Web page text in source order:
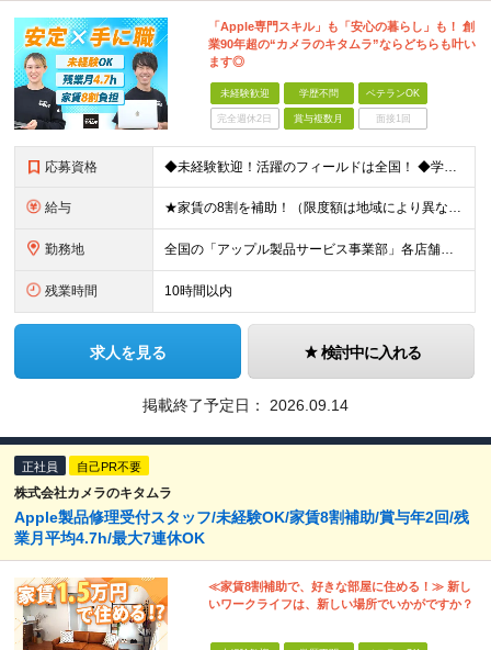
「Apple専門スキル」も「安心の暮らし」も！ 創
業90年超の“カメラのキタムラ”ならどちらも叶い
ます◎
未経験歓迎 学歴不問 ベテランOK
完全週休2日 賞与複数月 面接1回
応募資格 ◆未経験歓迎！活躍のフィールドは全国！ ◆学歴不問 ◆第二新卒も活躍中 ◆40歳以下の方（若年層の長期キャリア形成を図るため）
給与 ★家賃の8割を補助！（限度額は地域により異なる） ※転勤による引っ越しが発生する場合 ＝＝＝＝＝＝＝＝＝＝＝＝＝＝＝＝＝＝＝＝＝＝＝ 例えば、家賃7.5万円なら6万円は会社で負担。 あなたが支払うのは
勤務地 全国の「アップル製品サービス事業部」各店舗となります ※アップル製品サービス単独店に配属の可能性もあります ※最初の配属先は希望を最大限考慮した上で決定します ▼詳しい勤務地住所は下記URLをご確認
残業時間 10時間以内
求人を見る 検討中に入れる
掲載終了予定日： 2026.09.14
正社員 自己PR不要
株式会社カメラのキタムラ
Apple製品修理受付スタッフ/未経験OK/家賃8割補助/賞与年2回/残
業月平均4.7h/最大7連休OK
≪家賃8割補助で、好きな部屋に住める！≫ 新し
いワークライフは、新しい場所でいかがですか？